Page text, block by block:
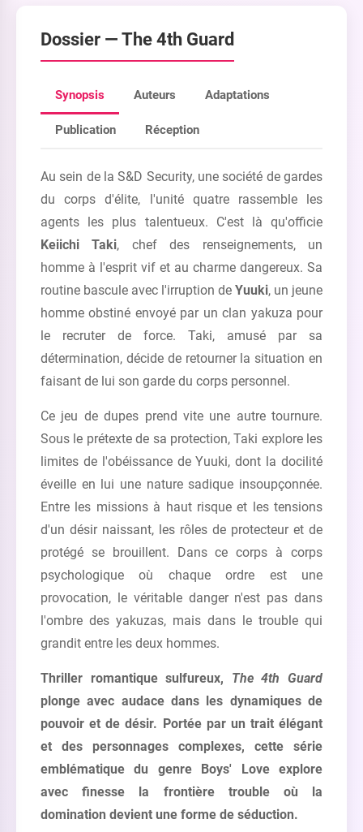
Dossier —The 4th Guard
Synopsis Auteurs Adaptations
Publication Réception
Au sein de la S&D Security, une société de gardes
du corps d'élite, l'unité quatre rassemble les
agents les plus talentueux. C'est là qu'officie
Keiichi Taki, chef des renseignements, un
homme à l'esprit vif et au charme dangereux. Sa
routine bascule avec l'irruption de Yuuki, un jeune
homme obstiné envoyé par un clan yakuza pour
le recruter de force. Taki, amusé par sa
détermination, décide de retourner la situation en
faisant de lui son garde du corps personnel.
Ce jeu de dupes prend vite une autre tournure.
Sous le prétexte de sa protection, Taki explore les
limites de l'obéissance de Yuuki, dont la docilité
éveille en lui une nature sadique insoupçonnée.
Entre les missions à haut risque et les tensions
d'un désir naissant, les rôles de protecteur et de
protégé se brouillent. Dans ce corps à corps
psychologique où chaque ordre est une
provocation, le véritable danger n'est pas dans
l'ombre des yakuzas, mais dans le trouble qui
grandit entre les deux hommes.
Thriller romantique sulfureux, The 4th Guard
plonge avec audace dans les dynamiques de
pouvoir et de désir. Portée par un trait élégant
et des personnages complexes, cette série
emblématique du genre Boys' Love explore
avec finesse la frontière trouble où la
domination devient une forme de séduction.